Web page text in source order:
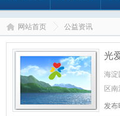
网站首页 公益资讯
光
海淀
区南
发布